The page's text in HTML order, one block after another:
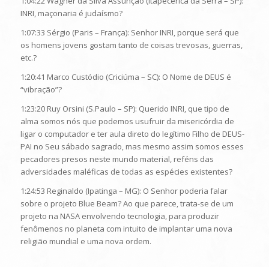
INRI, maçonaria é judaísmo?
1:07:33 Sérgio (Paris – França): Senhor INRI, porque será que
os homens jovens gostam tanto de coisas trevosas, guerras,
etc.?
1:20:41 Marco Custódio (Criciúma – SC): O Nome de DEUS é
“vibração”?
1:23:20 Ruy Orsini (S.Paulo – SP): Querido INRI, que tipo de
alma somos nós que podemos usufruir da misericórdia de
ligar o computador e ter aula direto do legítimo Filho de DEUS-
PAI no Seu sábado sagrado, mas mesmo assim somos esses
pecadores presos neste mundo material, reféns das
adversidades maléficas de todas as espécies existentes?
1:24:53 Reginaldo (Ipatinga – MG): O Senhor poderia falar
sobre o projeto Blue Beam? Ao que parece, trata-se de um
projeto na NASA envolvendo tecnologia, para produzir
fenômenos no planeta com intuito de implantar uma nova
religião mundial e uma nova ordem.